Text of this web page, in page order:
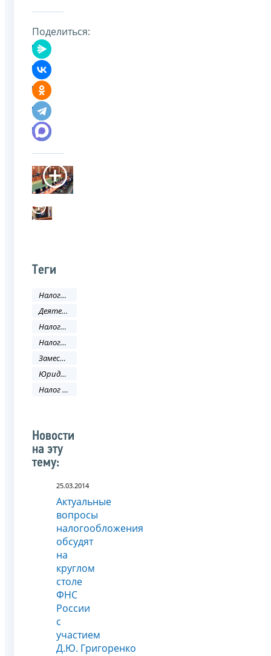
Поделиться:
Теги
Налоги и сборы
Деятельность ФНС
Налоговое законодательство
Налоговый кодекс
Заместитель руководителя ФНС России
Юридическое лицо
Налог на прибыль организаций
Новости
на эту
тему:
25.03.2014
Актуальные
вопросы
налогообложения
обсудят
на
круглом
столе
ФНС
России
с
участием
Д.Ю. Григоренко